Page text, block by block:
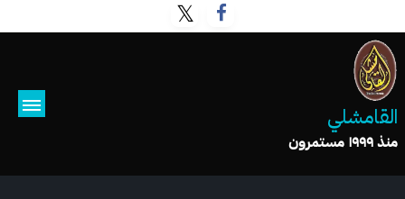
القامشلي
منذ ١٩٩٩ مستمرون